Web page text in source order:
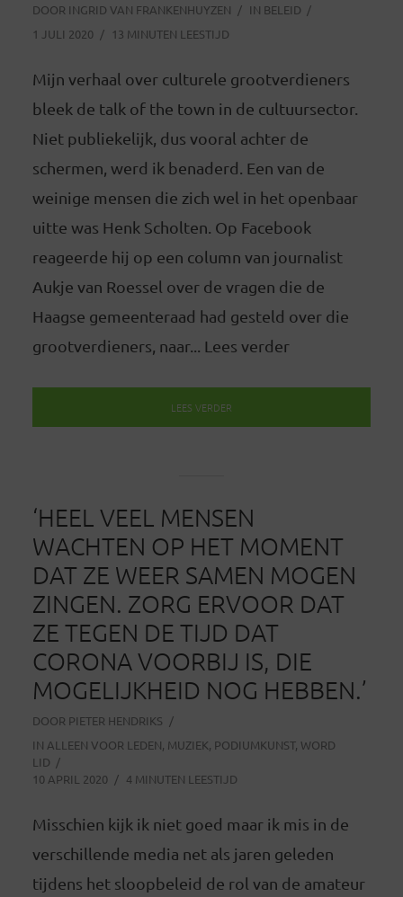
DOOR INGRID VAN FRANKENHUYZEN IN BELEID
1 JULI 2020
13 MINUTEN LEESTIJD
Mijn verhaal over culturele grootverdieners
bleek de talk of the town in de cultuursector.
Niet publiekelijk, dus vooral achter de
schermen, werd ik benaderd. Een van de
weinige mensen die zich wel in het openbaar
uitte was Henk Scholten. Op Facebook
reageerde hij op een column van journalist
Aukje van Roessel over de vragen die de
Haagse gemeenteraad had gesteld over die
grootverdieners, naar... Lees verder
LEES VERDER
‘HEEL VEEL MENSEN
WACHTEN OP HET MOMENT
DAT ZE WEER SAMEN MOGEN
ZINGEN. ZORG ERVOOR DAT
ZE TEGEN DE TIJD DAT
CORONA VOORBIJ IS, DIE
MOGELIJKHEID NOG HEBBEN.’
DOOR PIETER HENDRIKS
IN ALLEEN VOOR LEDEN, MUZIEK, PODIUMKUNST, WORD
LID
10 APRIL 2020
4 MINUTEN LEESTIJD
Misschien kijk ik niet goed maar ik mis in de
verschillende media net als jaren geleden
tijdens het sloopbeleid de rol van de amateur